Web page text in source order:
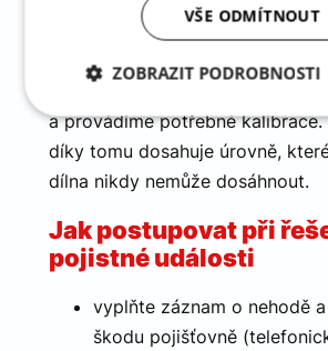
po proplacení škody.
Při opravě dodržujeme postupy
a provádíme potřebné
díky tomu dosahuje úrovně,
dílna nikdy nemůže dosáhnout.
Jak postupovat při
pojistné události
vyplňte záznam o nehodě
škodu pojišťovně
VŠE ODMÍTNOUT
ZOBRAZIT PODROBNOSTI
Nezbytně
nutné
soubory
Analytika
Funkční soubory